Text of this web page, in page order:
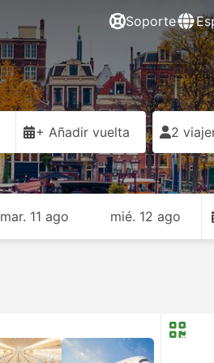
Soporte
+ Añadir vuelta 2
mar. 11 ago mié. 12 ago